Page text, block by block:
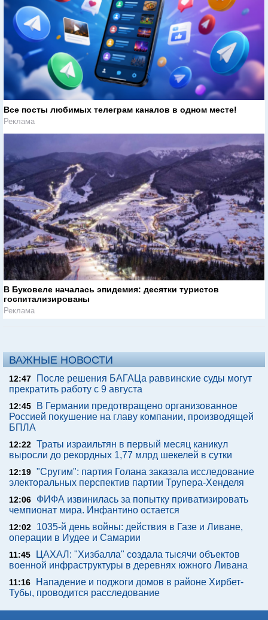
Все посты любимых телеграм каналов в одном месте!
Реклама
В Буковеле началась эпидемия: десятки туристов
госпитализированы
Реклама
ВАЖНЫЕ НОВОСТИ
12:47
После решения БАГАЦа раввинские суды могут
прекратить работу с 9 августа
12:45
В Германии предотвращено организованное
Россией покушение на главу компании, производящей
БПЛА
12:22 Траты израильтян в первый месяц каникул
выросли до рекордных 1,77 млрд шекелей в сутки
12:19 "Сругим": партия Голана заказала исследование
электоральных перспектив партии Трупера-Хенделя
12:06
ФИФА извинилась за попытку приватизировать
чемпионат мира. Инфантино остается
12:02
1035-й день войны: действия в Газе и Ливане,
операции в Иудее и Самарии
11:45
ЦАХАЛ: "Хизбалла" создала тысячи объектов
военной инфраструктуры в деревнях южного Ливана
11:16
Нападение и поджоги домов в районе Хирбет-
Тубы, проводится расследование